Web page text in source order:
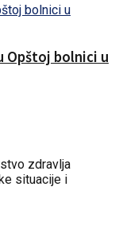
Opštoj bolnici u
zdravlja
situacije i